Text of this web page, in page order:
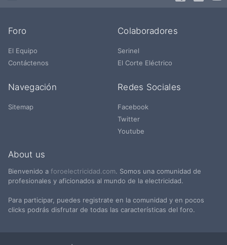
Foro
El Equipo
Contáctenos
Colaboradores
Serinel
El Corte Eléctrico
Navegación
Sitemap
Redes Sociales
Facebook
Twitter
Youtube
About us
Bienvenido a foroelectricidad.com. Somos una comunidad de
profesionales y aficionados al mundo de la electricidad.
Para participar, puedes registrate en la comunidad y en pocos
clicks podrás disfrutar de todas las características del foro.